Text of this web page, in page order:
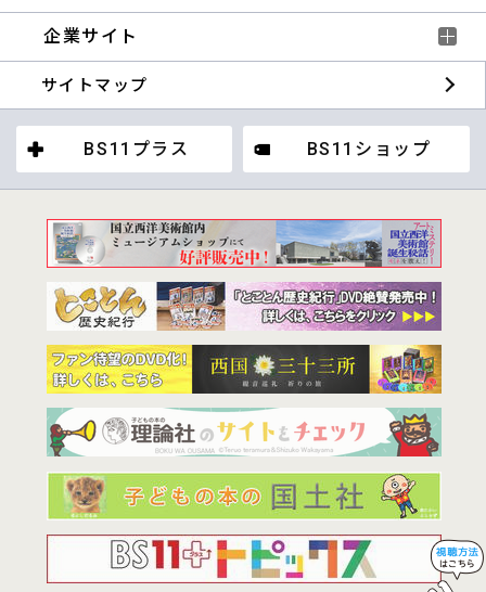
企業サイト
サイトマップ
BS11プラス BS11ショップ